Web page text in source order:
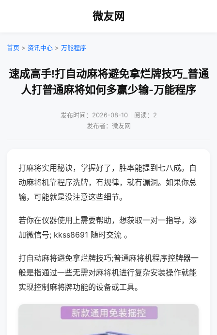
微友网
首页 > 资讯中心 > 万能程序
速成高手!打自动麻将避免拿烂牌技巧_普通
人打普通麻将如何多赢少输-万能程序
发布时间：2026-08-10｜阅读：2
发布者：微友网
打麻将实用秘诀，掌握好了，胜率能提到七八成。自
动麻将机靠程序洗牌，有规律，就有漏洞。如果你总
输，可能就是没注意这些细节。
若你在仪器使用上需要帮助，想获取一对一指导，添
加微信号; kkss8691 随时交流 。
打自动麻将避免拿烂牌技巧;普通麻将机程序控牌器一
般是指通过一些无需对麻将机进行复杂安装操作就能
实现控制麻将牌功能的设备或工具。